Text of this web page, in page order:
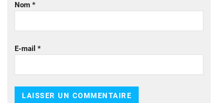
Nom *
E-mail *